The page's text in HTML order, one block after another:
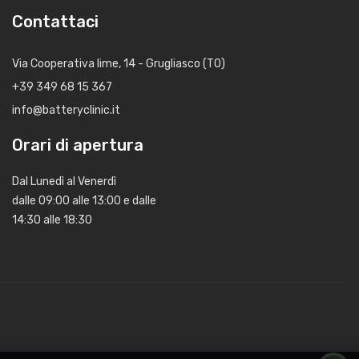
Contattaci
Via Cooperativa lime, 14 - Grugliasco (TO)
+39 349 68 15 367
info@batteryclinic.it
Orari di apertura
Dal Lunedì al Venerdì
dalle 09:00 alle 13:00 e dalle
14:30 alle 18:30